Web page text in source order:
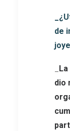
de
dio